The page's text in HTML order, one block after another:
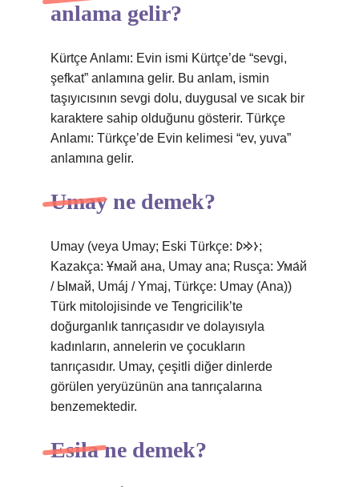
anlama gelir?
Kürtçe Anlamı: Evin ismi Kürtçe’de “sevgi,
şefkat” anlamına gelir. Bu anlam, ismin
taşıyıcısının sevgi dolu, duygusal ve sıcak bir
karaktere sahip olduğunu gösterir. Türkçe
Anlamı: Türkçe’de Evin kelimesi “ev, yuva”
anlamına gelir.
Umay ne demek?
Umay (veya Umay; Eski Türkçe: 𐰆𐰢𐰖;
Kazakça: Ұмай aна, Umay ana; Rusça: Ума́й
/ Ымай, Umáj / Ymaj, Türkçe: Umay (Ana))
Türk mitolojisinde ve Tengricilik’te
doğurganlık tanrıçasıdır ve dolayısıyla
kadınların, annelerin ve çocukların
tanrıçasıdır. Umay, çeşitli diğer dinlerde
görülen yeryüzünün ana tanrıçalarına
benzemektedir.
Esila ne demek?